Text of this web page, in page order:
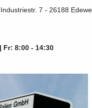
Industriestr. 7 - 26188
Fr: 8:00 - 14:30